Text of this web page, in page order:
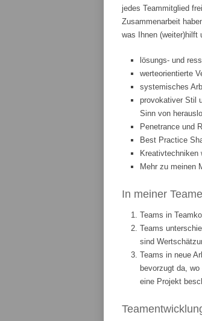
jedes Teammitglied
Zusammenarbeit
was Ihnen (weiter)hilft
lösungs- und
werteorientierte
systemisches
provokativer Stil
Sinn von
Penetrance und
Best Practice
Kreativtechniken
Mehr zu meinen
In meiner
Teams in
Teams
sind
Teams in neue
bevorzugt da,
eine Projekt